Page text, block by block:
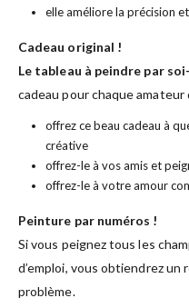
elle améliore la précision
Cadeau original !
Le tableau à peindre par
cadeau pour chaque amateur
offrez ce beau cadeau à
créative
offrez-le à vos amis et
offrez-le à votre amour
Peinture par numéros !
Si vous peignez tous les
d’emploi, vous obtiendrez
problème.